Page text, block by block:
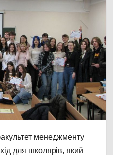
менеджменту
для школярів, який